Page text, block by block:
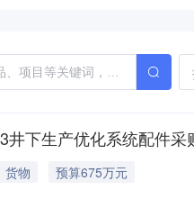
井下生产优化系统配件
货物
预算675万元